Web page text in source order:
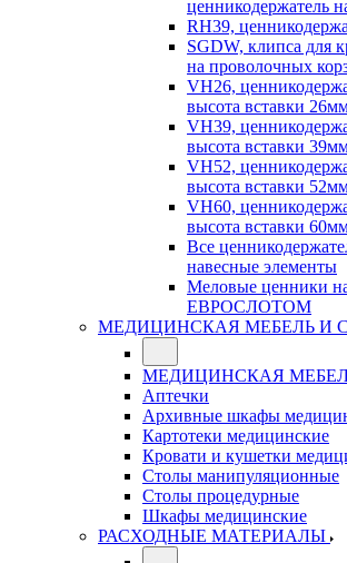
ценникодержатель
RH39,
SGDW, клипса для
на проволочных
VH26,
высота вставки
VH39,
высота вставки
VH52,
высота вставки
VH60,
высота вставки
Все
навесные элементы
Меловые ценники
ЕВРОСЛОТОМ
МЕДИЦИНСКАЯ МЕБЕЛЬ И
МЕДИЦИНСКАЯ
Аптечки
Архивные шкафы
Картотеки медицинские
Кровати и кушетки
Столы манипуляционные
Столы процедурные
Шкафы медицинские
РАСХОДНЫЕ МАТЕРИАЛЫ